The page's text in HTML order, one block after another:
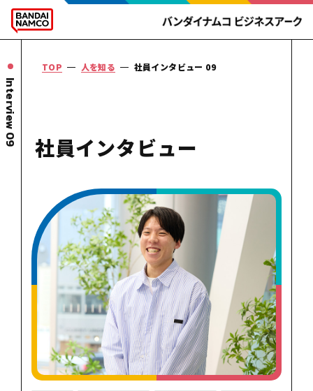
TOP 人を知る 社員インタビュー 09
社員インタビュー
Interview 09